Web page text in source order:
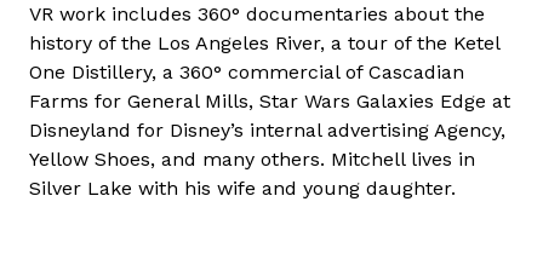
VR work includes 360° documentaries about the
history of the Los Angeles River, a tour of the Ketel
One Distillery, a 360° commercial of Cascadian
Farms for General Mills, Star Wars Galaxies Edge at
Disneyland for Disney’s internal advertising Agency,
Yellow Shoes, and many others. Mitchell lives in
Silver Lake with his wife and young daughter.